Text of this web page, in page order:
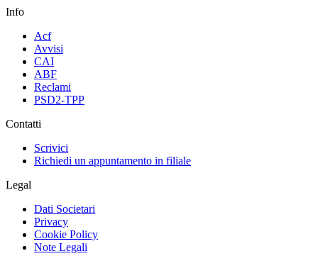
Info
Acf
Avvisi
CAI
ABF
Reclami
PSD2-TPP
Contatti
Scrivici
Richiedi un appuntamento in filiale
Legal
Dati Societari
Privacy
Cookie Policy
Note Legali